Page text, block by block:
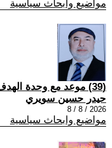
مواضيع وابحاث سياسية
(39) موعد مع وحدة الهدف: العراق هَمُّنا
حيدر حسين سويري
2026 / 8 / 8
مواضيع وابحاث سياسية